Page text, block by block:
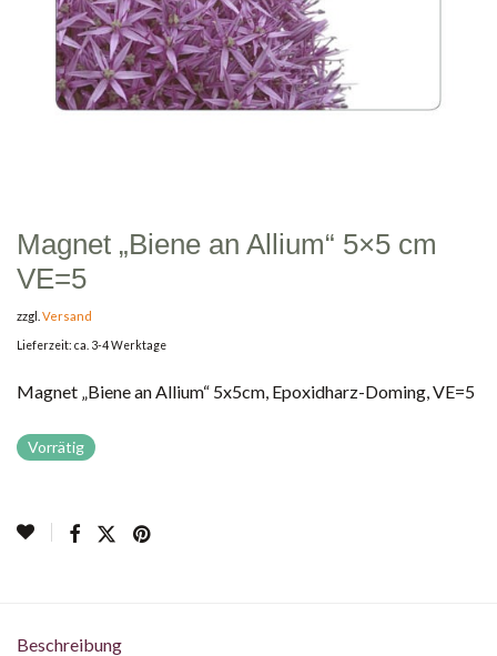
Magnet „Biene an Allium“ 5×5 cm
VE=5
zzgl. Versand
Lieferzeit: ca. 3-4 Werktage
Magnet „Biene an Allium“ 5x5cm, Epoxidharz-Doming, VE=5
Vorrätig
Beschreibung